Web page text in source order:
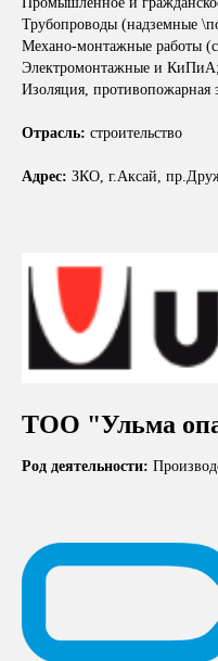
Трубопроводы (надземные
Механо-монтажные работы
Электромонтажные и КиПиА;
Изоляция, противопожарная
Отрасль: строительство
Адрес: ЗКО, г.Аксай,
ТОО "Ульма
Род деятельности: